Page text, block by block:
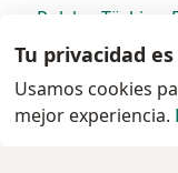
Polska se abre
Türkiye
Portugal
se
Tu privacidad
Usamos cookies
mejor experiencia.